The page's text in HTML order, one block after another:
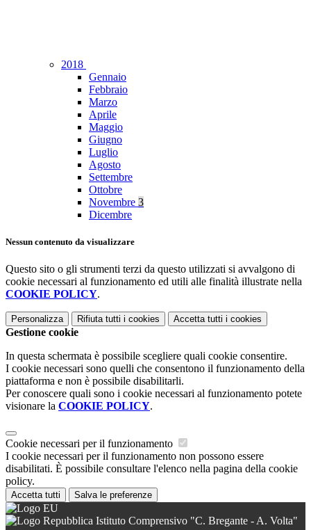
2018
Gennaio
Febbraio
Marzo
Aprile
Maggio
Giugno
Luglio
Agosto
Settembre
Ottobre
Novembre 3
Dicembre
Nessun contenuto da visualizzare
Questo sito o gli strumenti terzi da questo utilizzati si avvalgono di
cookie necessari al funzionamento ed utili alle finalità illustrate nella
COOKIE POLICY.
Personalizza Rifiuta tutti i cookies Accetta tutti i cookies
Gestione cookie
In questa schermata è possibile scegliere quali cookie consentire.
I cookie necessari sono quelli che consentono il funzionamento della
piattaforma e non è possibile disabilitarli.
Per conoscere quali sono i cookie necessari al funzionamento potete
visionare la COOKIE POLICY.
Cookie necessari per il funzionamento
I cookie necessari per il funzionamento non possono essere
disabilitati. È possibile consultare l'elenco nella pagina della cookie
policy.
Accetta tutti Salva le preferenze
Istituto Comprensivo "C. Bregante - A. Volta"